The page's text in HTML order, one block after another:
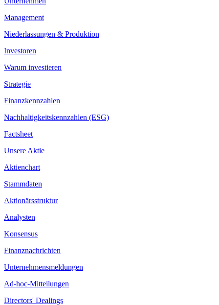
Management
Niederlassungen & Produktion
Investoren
Warum investieren
Strategie
Finanzkennzahlen
Nachhaltigkeitskennzahlen (ESG)
Factsheet
Unsere Aktie
Aktienchart
Stammdaten
Aktionärsstruktur
Analysten
Konsensus
Finanznachrichten
Unternehmensmeldungen
Ad-hoc-Mitteilungen
Directors' Dealings